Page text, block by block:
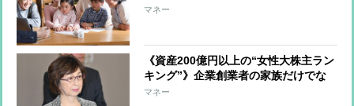
配偶者”の出席は揉め事のタネ 言い
マネー
《資産200億円以上の“女性大株主ラン
キング”》企業創業者の家族だけでな
く、「起業家型」「インフルエンサー
マネー